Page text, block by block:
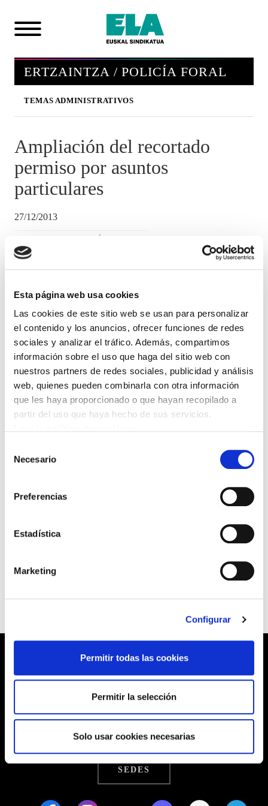
Esta página web usa cookies
Las cookies de este sitio web se usan para personalizar
el contenido y los anuncios, ofrecer funciones de redes
sociales y analizar el tráfico. Además, compartimos
información sobre el uso que haga del sitio web con
nuestros partners de redes sociales, publicidad y análisis
web, quienes pueden combinarla con otra información
que les haya proporcionado o que hayan recopilado a
partir del uso que haya hecho de sus servicios.
Necesario
Preferencias
Estadística
Marketing
Configurar
Permitir todas las cookies
Permitir la selección
Solo usar cookies necesarias
ERTZAINTZA / POLICÍA FORAL
TEMAS ADMINISTRATIVOS
Ampliación del recortado
permiso por asuntos
particulares
27/12/2013
Publicada Instrucción y Circular sobre los
condiciones del disfrute en 2014
Ver Instrucción
Barrainkua, 13 48009 BILBO
Tel:944 03 77 00
SEDES